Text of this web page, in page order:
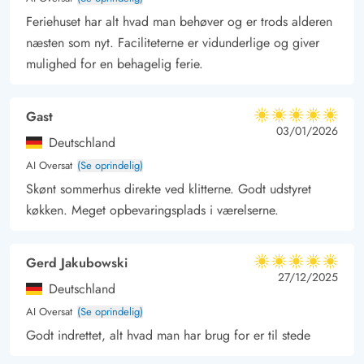
Sommerhuset ligger 1 kilometer fra stranden, der er en af
Danmarks bedste og mest børnevenlige. Her er der gode
muligheder for at finde rav, og der er desuden mulighed for
badning, surfing, drageflyvning og meget andet.
Feriehuset har alt hvad man behøver og er trods alderen
næsten som nyt. Faciliteterne er vidunderlige og giver
mulighed for en behagelig ferie.
Gast
Deutschland
AI Oversat (Se oprindelig)
5 ud af 5
5 ud af 5
5 out of 5
03/01/2026
Skønt sommerhus direkte ved klitterne. Godt udstyret
køkken. Meget opbevaringsplads i værelserne.
Gerd Jakubowski
Deutschland
AI Oversat (Se oprindelig)
5 ud af 5
5 ud af 5
5 out of 5
27/12/2025
Godt indrettet, alt hvad man har brug for er til stede